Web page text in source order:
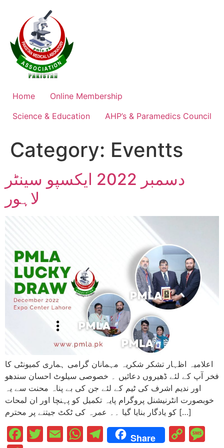
content
Home
Online Membership
Science & Education
AHP’s & Paramedics Council
Category: Eventts
دسمبر 2022 ایکسپو سینٹر
لاہور
اعلامیہ اظہار تشکر شکریہ مہمانان گرامی ہماری کمیونٹی کا
فخر آپ کے لئے ڈھیروں دعائیں ۔ خصوصی سیلوٹ احسان سندھو
اور ندیم اشرف کی ٹیم کے لئے جن کی بے پناہ محنت سے یہ
خوبصورت انٹرنیشنل پروگرام پایہ تکمیل کو پہنچا اور ان لمحات
کو یادگار بنایا گیا ۔۔ عمرہ کی ٹکٹ جیتنے پر محترم […]
Facebook
Twitter
EmailWhatsApp
Telegram
Share
Copy